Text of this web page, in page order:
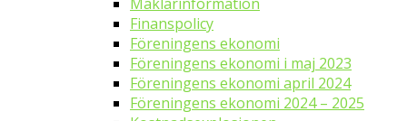
Finanspolicy
Föreningens ekonomi
Föreningens ekonomi i maj 2023
Föreningens ekonomi april 2024
Föreningens ekonomi 2024 – 2025